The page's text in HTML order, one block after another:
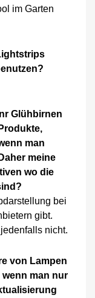
im Garten
Glühbirnen
man
meine
wo die
bei
gibt.
nicht.
von Lampen
man nur